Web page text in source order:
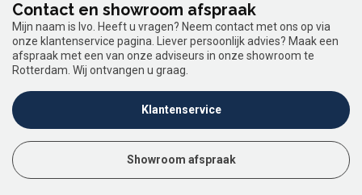
Contact en showroom afspraak
Mijn naam is Ivo. Heeft u vragen? Neem contact met ons op via
onze klantenservice pagina. Liever persoonlijk advies? Maak een
afspraak met een van onze adviseurs in onze showroom te
Rotterdam. Wij ontvangen u graag.
Klantenservice
Showroom afspraak